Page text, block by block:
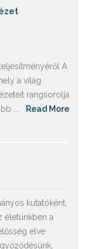
A
a világ
rangsorolja
...
Read More
kutatóként,
életünkben a
elve